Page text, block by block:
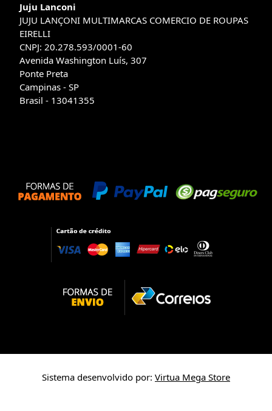
Juju Lanconi
JUJU LANÇONI MULTIMARCAS COMERCIO DE ROUPAS
EIRELLI
CNPJ: 20.278.593/0001-60
Avenida Washington Luís, 307
Ponte Preta
Campinas - SP
Brasil - 13041355
Sistema desenvolvido por: Virtua Mega Store